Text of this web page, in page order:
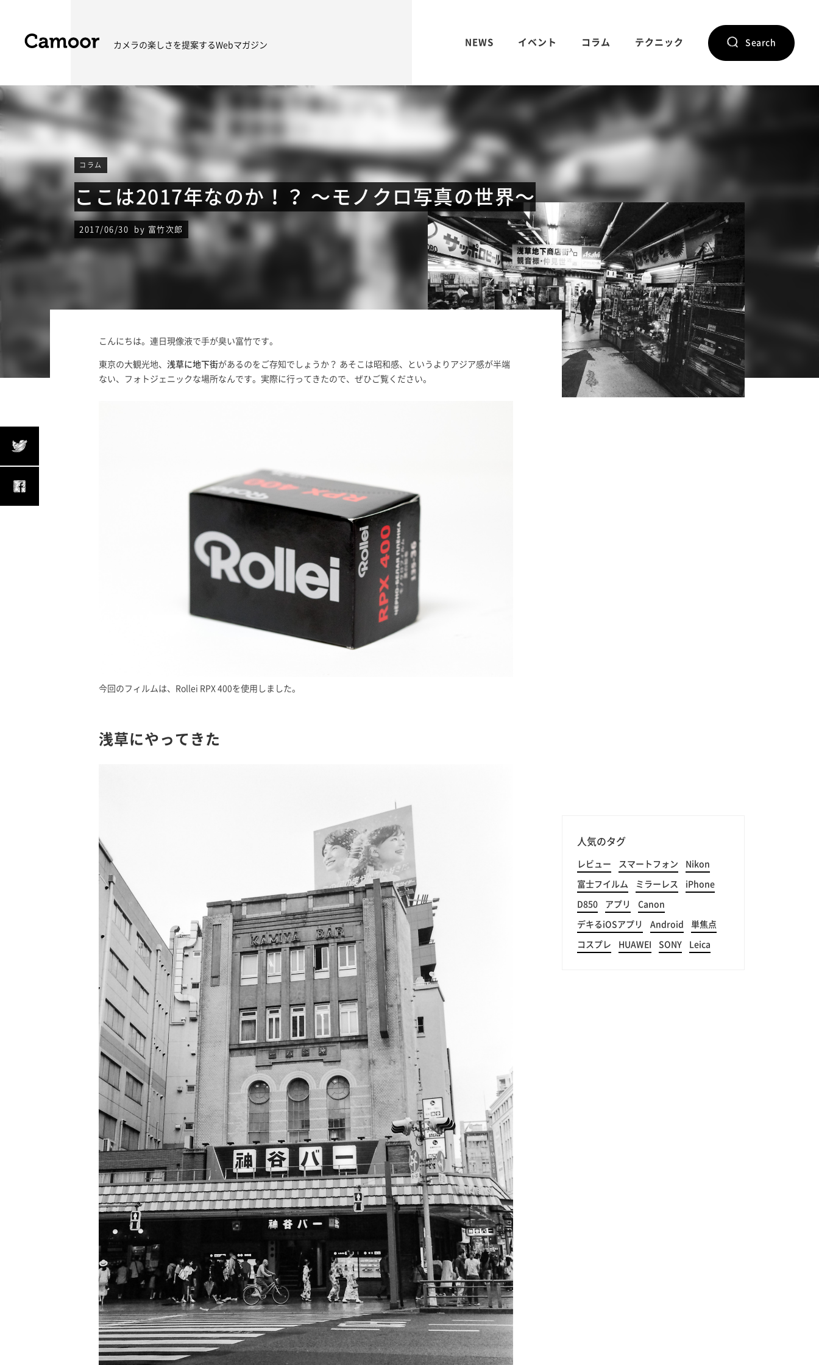
カメラの楽しさを提案するWebマガジン NEWS イベント コラム テクニック Search
コラム
ここは2017年なのか！？ 〜モノクロ写真の世界〜
2017/06/30 by 富竹次郎
こんにちは。連日現像液で手が臭い富竹です。
東京の大観光地、 浅草に地下街があるのをご存知でしょうか？ あそこは昭和感、というよりアジア感が半端
ない、フォトジェニックな場所なんです。実際に行ってきたので、ぜひご覧ください。
今回のフィルムは、Rollei RPX 400を使用しました。
浅草にやってきた
人気のタグ
レビュー スマートフォン Nikon
富士フイルム ミラーレス iPhone
D850 アプリ Canon
デキるiOSアプリ Android 単焦点
コスプレ HUAWEI SONY Leica